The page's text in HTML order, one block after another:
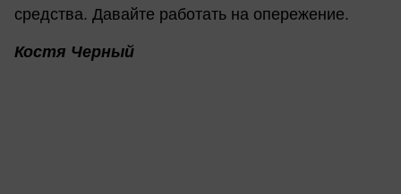
средства. Давайте работать на опережение.
Костя Черный